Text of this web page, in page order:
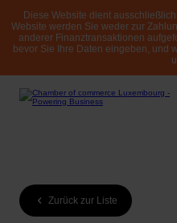
Diese Website dient
Website werden Sie weder zur
anderer Finanztransaktionen
bevor Sie Ihre Daten eingeben, und
Zurück zur Liste